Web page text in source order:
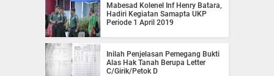
Mabesad Kolenel Inf Henry Batara,
Hadiri Kegiatan Samapta UKP
Periode 1 April 2019
Inilah Penjelasan Pemegang Bukti
Alas Hak Tanah Berupa Letter
C/Girik/Petok D